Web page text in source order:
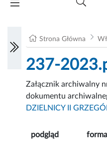
Strona Główna
237-
Załącznik archiwalny
dokumentu
DZIELNICY II
podgląd